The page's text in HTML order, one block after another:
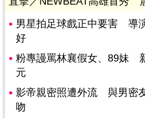
男星拍足球戲正中要害 導
好
粉專謾罵林襄假女、89妹
元
影帝親密照遭外流 與男密
吻